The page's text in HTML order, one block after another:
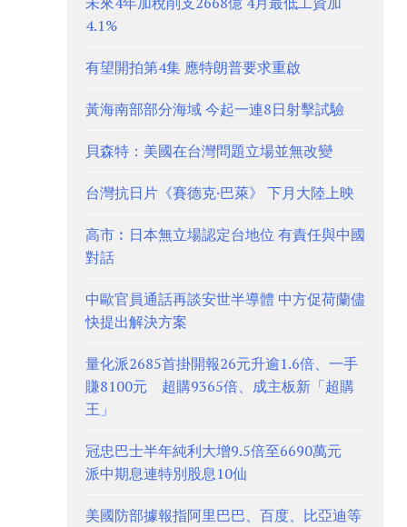
4.1%
有望開拍第4集 應特朗普要求重啟
黃海南部部分海域 今起一連8日射擊試驗
貝森特：美國在台灣問題立場並無改變
台灣抗日片《賽德克·巴萊》 下月大陸上映
高市︰日本無立場認定台地位 有責任與中國
對話
中歐官員通話再談安世半導體 中方促荷蘭儘
快提出解決方案
量化派2685首掛開報26元升逾1.6倍、一手
賺8100元 超購9365倍、成主板新「超購
王」
冠忠巴士半年純利大增9.5倍至6690萬元
派中期息連特別股息10仙
美國防部據報指阿里巴巴、百度、比亞迪等